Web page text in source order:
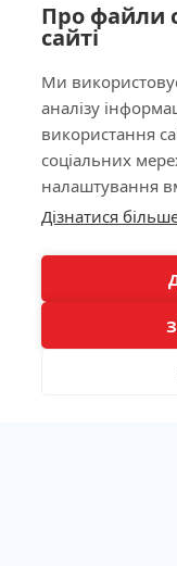
Про файли
сайті
Ми
аналізу
використання
соціальних
налаштування
Дізнатися